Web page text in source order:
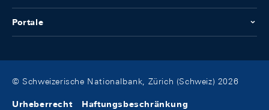
Portale
© Schweizerische Nationalbank, Zürich (Schweiz) 2026
Urheberrecht Haftungsbeschränkung